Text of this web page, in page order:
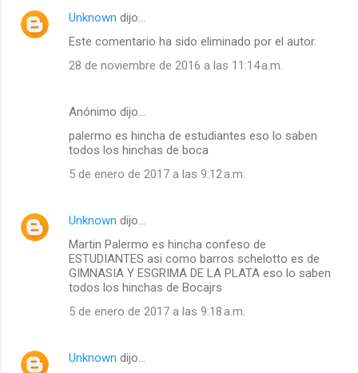
Unknown dijo…
Este comentario ha sido eliminado por el autor.
28 de noviembre de 2016 a las 11:14 a.m.
Anónimo dijo…
palermo es hincha de estudiantes eso lo saben
todos los hinchas de boca
5 de enero de 2017 a las 9:12 a.m.
Unknown dijo…
Martin Palermo es hincha confeso de
ESTUDIANTES asi como barros schelotto es de
GIMNASIA Y ESGRIMA DE LA PLATA eso lo saben
todos los hinchas de Bocajrs
5 de enero de 2017 a las 9:18 a.m.
Unknown dijo…